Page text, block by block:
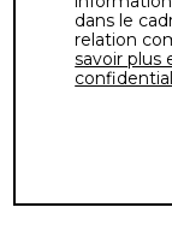
dans le
relation
savoir plus